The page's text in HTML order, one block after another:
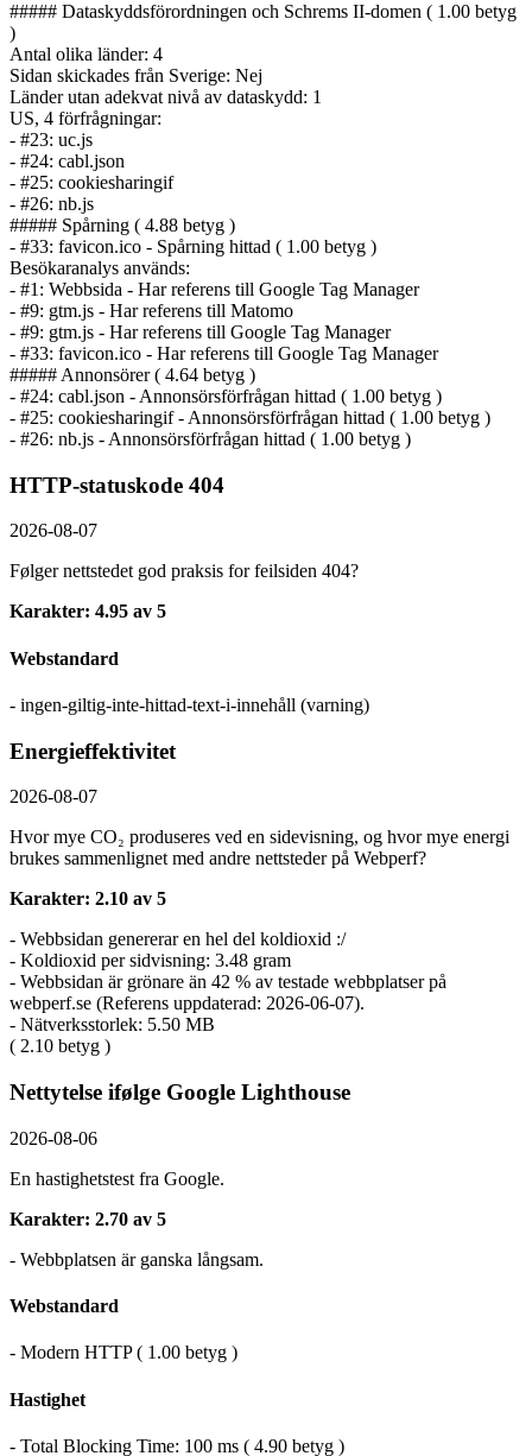
##### Dataskyddsförordningen och Schrems II-domen ( 1.00 betyg
)
Antal olika länder: 4
Sidan skickades från Sverige: Nej
Länder utan adekvat nivå av dataskydd: 1
US, 4 förfrågningar:
- #23: uc.js
- #24: cabl.json
- #25: cookiesharingif
- #26: nb.js
##### Spårning ( 4.88 betyg )
- #33: favicon.ico - Spårning hittad ( 1.00 betyg )
Besökaranalys används:
- #1: Webbsida - Har referens till Google Tag Manager
- #9: gtm.js - Har referens till Matomo
- #9: gtm.js - Har referens till Google Tag Manager
- #33: favicon.ico - Har referens till Google Tag Manager
##### Annonsörer ( 4.64 betyg )
- #24: cabl.json - Annonsörs­förfrågan hittad ( 1.00 betyg )
- #25: cookiesharingif - Annonsörs­förfrågan hittad ( 1.00 betyg )
- #26: nb.js - Annonsörs­förfrågan hittad ( 1.00 betyg )
HTTP-statuskode 404
2026-08-07
Følger nettstedet god praksis for feilsiden 404?
Karakter: 4.95 av 5
Webstandard
- ingen-giltig-inte-hittad-text-i-innehåll (varning)
Energieffektivitet
2026-08-07
Hvor mye CO₂ produseres ved en sidevisning, og hvor mye energi
brukes sammenlignet med andre nettsteder på Webperf?
Karakter: 2.10 av 5
- Webbsidan genererar en hel del koldioxid :/
- Koldioxid per sidvisning: 3.48 gram
- Webbsidan är grönare än 42 % av testade webbplatser på
webperf.se (Referens uppdaterad: 2026-06-07).
- Nätverksstorlek: 5.50 MB
( 2.10 betyg )
Nettytelse ifølge Google Lighthouse
2026-08-06
En hastighetstest fra Google.
Karakter: 2.70 av 5
- Webbplatsen är ganska långsam.
Webstandard
- Modern HTTP ( 1.00 betyg )
Hastighet
- Total Blocking Time: 100 ms ( 4.90 betyg )